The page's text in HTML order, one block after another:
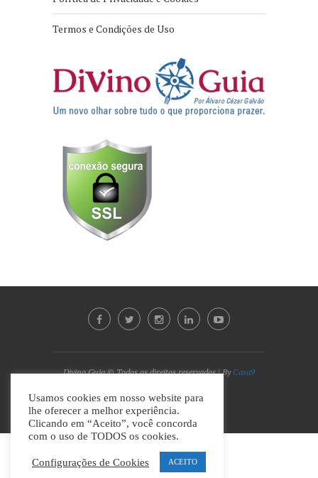
Termos e Condições de Uso
Divino Guia © Todos os direitos reservados | By Casa9
VOLTAR AO TOPO
Usamos cookies em nosso website para
lhe oferecer a melhor experiência.
Clicando em “Aceito”, você concorda
com o uso de TODOS os cookies.
Configurações de Cookies ACEITO